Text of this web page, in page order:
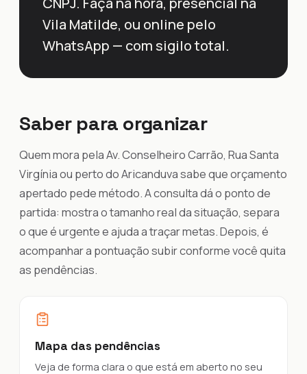
Vila Matilde, ou online pelo
WhatsApp — com sigilo total.
Saber para organizar
Quem mora pela Av. Conselheiro Carrão, Rua Santa
Virgínia ou perto do Aricanduva sabe que orçamento
apertado pede método. A consulta dá o ponto de
partida: mostra o tamanho real da situação, separa
o que é urgente e ajuda a traçar metas. Depois, é
acompanhar a pontuação subir conforme você quita
as pendências.
Mapa das pendências
Veja de forma clara o que está em aberto no seu